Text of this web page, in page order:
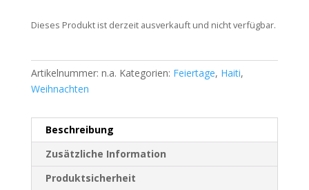
Dieses Produkt ist derzeit ausverkauft und nicht verfügbar.
Artikelnummer: n.a. Kategorien: Feiertage, Haiti,
Weihnachten
Beschreibung
Zusätzliche Information
Produktsicherheit